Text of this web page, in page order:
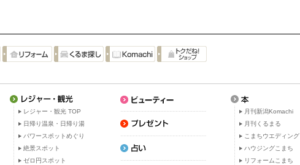
レジャー・観光 TOP
日帰り温泉・日帰り湯
パワースポットめぐり
絶景スポット
ゼロ円スポット
月刊新潟Komachi
月刊くるまる
こまちウエディング
ハウジングこまち
リフォームこまち